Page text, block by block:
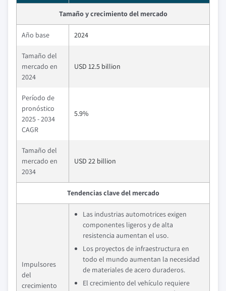
Tamaño y crecimiento del mercado
Año base 2024
Tamaño del
mercado en
2024
USD 12.5 billion
Período de
pronóstico
2025 - 2034
CAGR
5.9%
Tamaño del
mercado en
2034
USD 22 billion
Tendencias clave del mercado
Impulsores
del
crecimiento
Las industrias automotrices exigen
componentes ligeros y de alta
resistencia aumentan el uso.
Los proyectos de infraestructura en
todo el mundo aumentan la necesidad
de materiales de acero duraderos.
El crecimiento del vehículo requiere